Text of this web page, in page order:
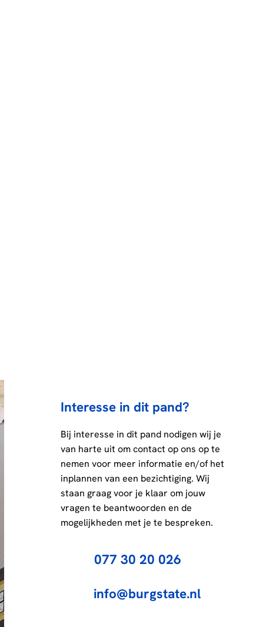
Interesse in dit pand?
Bij interesse in dit pand nodigen wij je
van harte uit om contact op ons op te
nemen voor meer informatie en/of het
inplannen van een bezichtiging. Wij
staan graag voor je klaar om jouw
vragen te beantwoorden en de
mogelijkheden met je te bespreken.
077 30 20 026
info@burgstate.nl